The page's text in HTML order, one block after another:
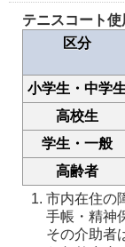
テニスコート
区分
小学生・中学生
高校生
学生・一般
高齢者
市内在住の
手帳・精神
その介助者